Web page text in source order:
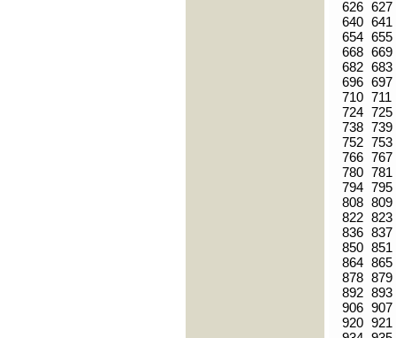
626 627
640 641
654 655
668 669
682 683
696 697
710 711
724 725
738 739
752 753
766 767
780 781
794 795
808 809
822 823
836 837
850 851
864 865
878 879
892 893
906 907
920 921